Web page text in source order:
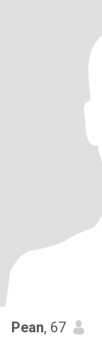
Pean, 67